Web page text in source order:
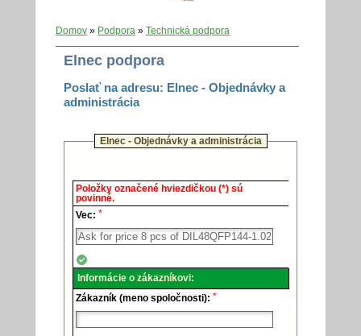
Domov » Podpora » Technická podpora
Elnec podpora
Poslať na adresu: Elnec - Objednávky a
administrácia
Elnec - Objednávky a administrácia
Elnec
Technická
podpora.
Položky označené hviezdičkou (*) sú
povinné.
Vec: *
Informácie o zákazníkovi:
Zákazník (meno spoločnosti): *